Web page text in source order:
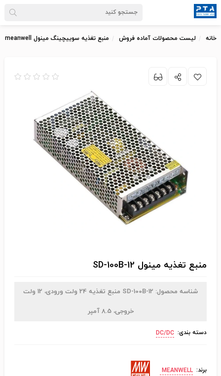
خانه لیست محصولات آماده فروش منبع تغذیه سوییچینگ مینول meanwell
منبع تغذیه مینول SD-100B-12
شناسه محصول: SD-100B-12 منبع تغذیه 24 ولت ورودی، 12 ولت
خروجی، 8.5 آمپر
دسته بندی: DC/DC
برند: MEANWELL